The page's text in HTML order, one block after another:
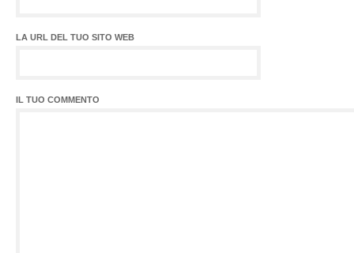
LA URL DEL TUO SITO WEB
IL TUO COMMENTO